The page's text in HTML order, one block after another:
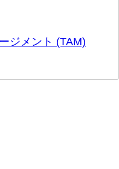
ジメント (TAM)